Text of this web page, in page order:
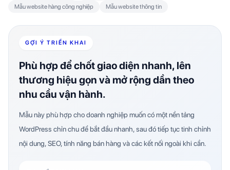
Mẫu website hàng công nghiệp
Mẫu website thông tin
GỢI Ý TRIỂN KHAI
Phù hợp để chốt giao diện nhanh, lên
thương hiệu gọn và mở rộng dần theo
nhu cầu vận hành.
Mẫu này phù hợp cho doanh nghiệp muốn có một nền tảng
WordPress chỉn chu để bắt đầu nhanh, sau đó tiếp tục tinh chỉnh
nội dung, SEO, tính năng bán hàng và các kết nối ngoài khi cần.